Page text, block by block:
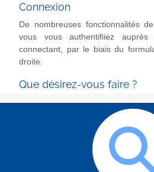
Connexion
De nombreuses fonctionnalités
vous vous authentifiiez
connectant, par le biais du
droite.
Que désirez-vous faire ?